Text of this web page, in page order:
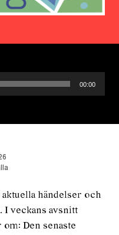
00:00
händelser och
I veckans avsnitt
Den senaste